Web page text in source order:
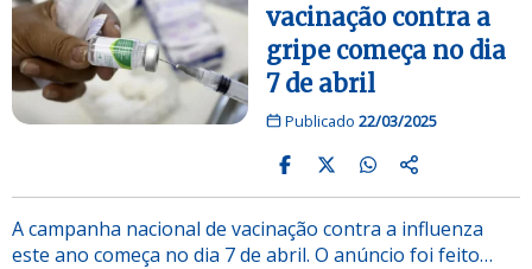
vacinação contra a
gripe começa no dia
7 de abril
Publicado 22/03/2025
A campanha nacional de vacinação contra a influenza
este ano começa no dia 7 de abril. O anúncio foi feito…